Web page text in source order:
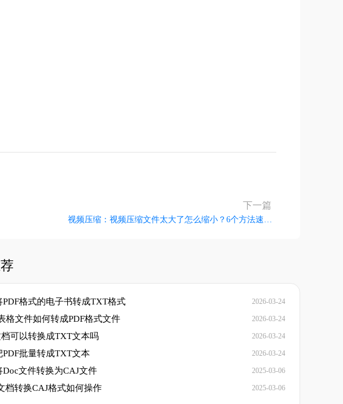
下一篇
视频压缩：视频压缩文件太大了怎么缩小？6个方法速度收藏
PDF格式的电子书转成TXT格式 2026-03-24
格文件如何转成PDF格式文件 2026-03-24
档可以转换成TXT文本吗 2026-03-24
PDF批量转成TXT文本 2026-03-24
Doc文件转换为CAJ文件 2025-03-06
档转换CAJ格式如何操作 2025-03-06